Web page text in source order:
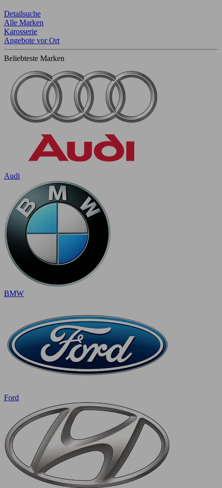
Detailsuche
Alle Marken
Karosserie
Angebote vor Ort
Beliebteste Marken
Audi
BMW
Ford